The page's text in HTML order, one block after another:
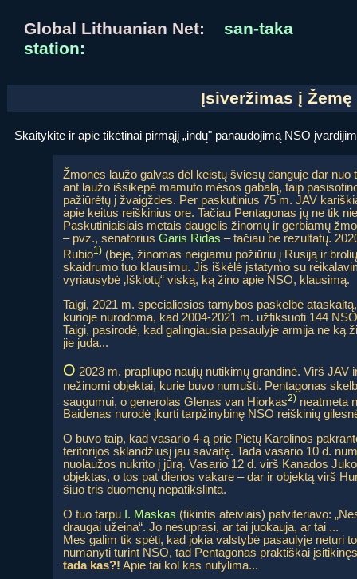
Global Lithuanian Net: san-taka
station:
Įsiveržimas į Žemę
Skaitykite ir apie tikėtinai pirmąjį „indų" panaudojimą NSO
Žmonės laužo galvas dėl keistų šviesų danguje dar nuo
ant laužo išsikepė mamuto mėsos gabalą, taip
pažiūrėtų į žvaigždes. Per paskutinius 75 m. JAV
apie keitus reiškinius ore. Tačiau Pentagonas jų ne tik
Paskutiniaisiais metais daugelis žinomų ir gerbiamų
– pvz., senatorius Garis Ridas – tačiau be rezultatų.
Rubio1) (beje, žinomas neigiamu požiūriu į Rusiją ir
skaidrumo tuo klausimu. Jis iškėlė įstatymo su
vyriausybė ‚Išklotų“ viską, ką žino apie NSO, klausimą.
Taigi, 2021 m. specialiosios tarnybos paskelbė
kurioje nurodoma, kad 2004-2021 m. užfiksuoti 144
Taigi, pasirodė, kad galingiausia pasaulyje armija ne ką
jie juda...
O 2023 m. prapliupo naujų nutikimų grandinė. Virš JAV
nežinomi objektai, kurie buvo numušti. Pentagonas
saugumui, o generolas Glenas van Hiorkas2) neatmeta
Baidenas nurodė įkurti tarpžinybinę NSO reiškinių
O buvo taip, kad vasario 4-ą prie Pietų Karolinos
teritorijos sklandžiusį jau savaitę. Tada vasario 10 d.
nuolaužos nukrito į jūrą. Vasario 12 d. virš Kanados
objektas, o tos pat dienos vakare – dar ir objektą virš
šiuo tris duomenų nepatikslinta.
O tuo tarpu I. Maskas (tikintis ateiviais) patviteriavo:
draugai užeina“. Jo nesuprasi, ar tai juokauja, ar tai ...
Mes galim tik spėti, kad jokia valstybė pasaulyje neturi
numanyti turint NSO, tad Pentagonas praktiškai
tada kas?! Apie tai kol kas nutylima...